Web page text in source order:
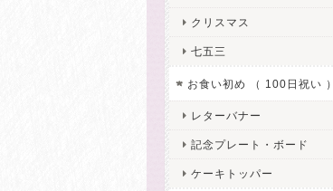
クリスマス
七五三
お食い初め （ 100日祝い ）
レターバナー
記念プレート・ボード
ケーキトッパー